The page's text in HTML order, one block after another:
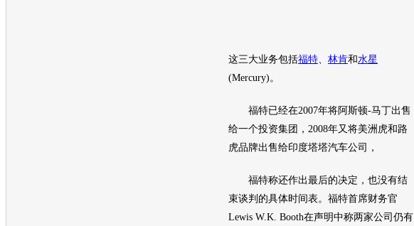
这三大业务包括福特 林肯和水星
(Mercury)。
福特已经在2007年将阿斯顿-马丁出售
给一个投资集团，2008年又将美洲虎和路
虎品牌出售给印度塔塔汽车公司，
福特称还作出最后的决定，也没有结
束谈判的具体时间表。 福特首席财务官
Lewis W.K. Booth在声明中称两家公司仍有